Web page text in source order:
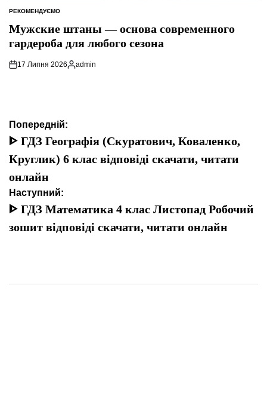
ОПУБЛІКУВАТИ
РЕКОМЕНДУЄМО
Мужские штаны — основа современного
гардероба для любого сезона
17 Липня 2026
Опубліковано
admin
Навігація
записів
Попередній:
ᐈ ГДЗ Географія (Скуратович, Коваленко,
Круглик) 6 клас відповіді скачати, читати
онлайн
Наступний:
ᐈ ГДЗ Математика 4 клас Листопад Робочий
зошит відповіді скачати, читати онлайн